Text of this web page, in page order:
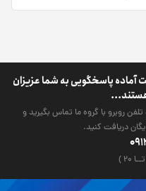
پاسخگویی به شما عزیزان
روبرو با گروه ما تماس بگیرید و
دریافت کنید.